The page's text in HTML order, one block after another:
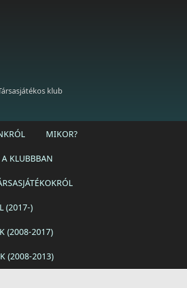
klub
MIKOR?
KLUBBBAN
(2017-)
(2008-2017)
(2008-2013)